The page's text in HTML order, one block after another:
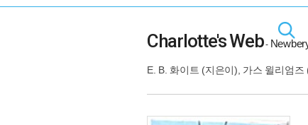
Charlotte's Web-
E. B. 화이트 (지은이), 가스 윌리엄즈